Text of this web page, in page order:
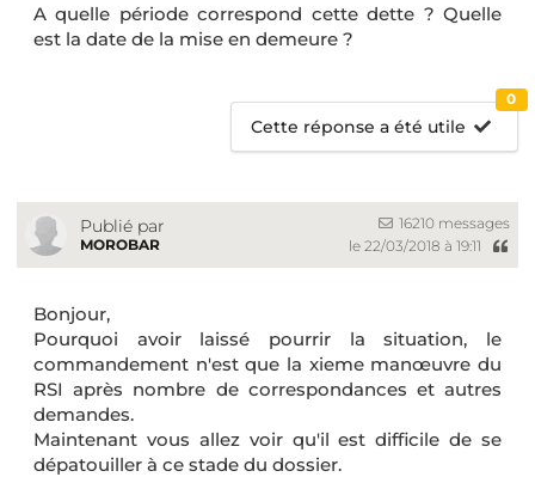
A quelle période correspond cette dette ? Quelle
est la date de la mise en demeure ?
Cette réponse a été utile
0
Publié par
MOROBAR
16210 messages
le 22/03/2018 à 19:11
Bonjour,
Pourquoi avoir laissé pourrir la situation, le
commandement n'est que la xieme manœuvre du
RSI après nombre de correspondances et autres
demandes.
Maintenant vous allez voir qu'il est difficile de se
dépatouiller à ce stade du dossier.